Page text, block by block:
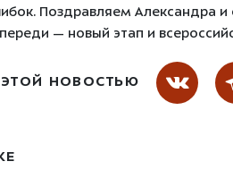
Поздравляем Александра
— новый этап и
НОВОСТЬЮ